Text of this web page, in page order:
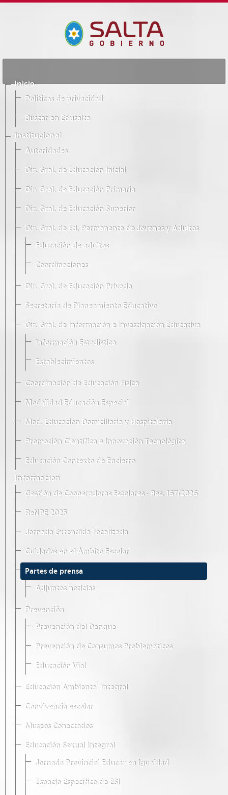
Inicio
Políticas de privacidad
Buscar en Edusalta
Institucional
Autoridades
Dir. Gral. de Educación Inicial
Dir. Gral. de Educación Primaria
Dir. Gral. de Educación Superior
Dir. Gral. de Ed. Permanente de Jóvenes y Adultos
Educación de adultos
Coordinaciones
Dir. Gral. de Educación Privada
Secretaría de Planeamiento Educativo
Dir. Gral. de Información e Investigación Educativa
Información Estadística
Establecimientos
Coordinación de Educación Física
Modalidad Educación Especial
Mod. Educación Domiciliaria y Hospitalaria
Promoción Científica e Innovación Tecnológica
Educación Contexto de Encierro
Información
Gestión de Cooperadoras Escolares · Res. 167/2026
ReNPE 2025
Jornada Extendida Focalizada
Cuidados en el Ámbito Escolar
Partes de prensa
Adjuntos noticias
Prevención
Prevención del Dengue
Prevención de Consumos Problemáticos
Educación Vial
Educación Ambiental Integral
Convivencia escolar
Museos Conectados
Educación Sexual Integral
Jornada Provincial Educar en Igualdad
Espacio Específico de ESI